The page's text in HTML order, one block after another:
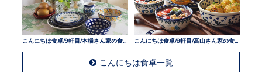
こんにちは食卓/9軒目/本橋さん家の食卓
こんにちは食卓一覧